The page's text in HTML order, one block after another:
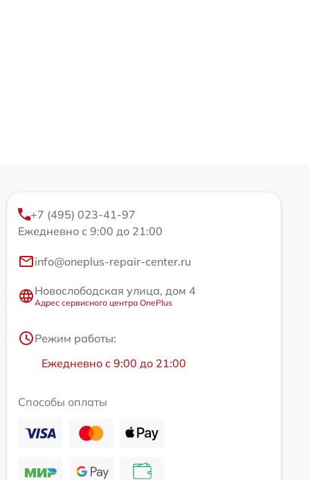
+7 (495) 023-41-97
Ежедневно с 9:00 до 21:00
info@oneplus-repair-center.ru
Новослободская улица, дом 4
Адрес сервисного центра OnePlus
Режим работы:
Ежедневно с 9:00 до 21:00
Способы оплаты